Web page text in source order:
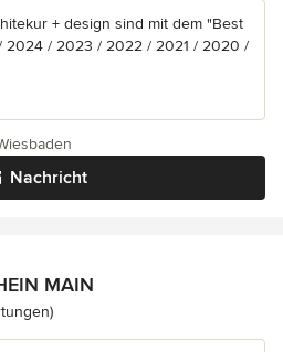
+ design sind mit dem "Best
2024 / 2023 / 2022 / 2021 / 2020 /
Nachricht
MAIN
5 von 5 Sternen